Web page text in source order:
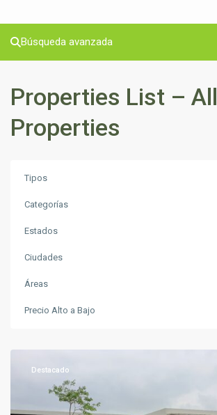
Búsqueda avanzada
Properties List – All
Properties
Tipos
Categorías
Estados
Ciudades
Áreas
Precio Alto a Bajo
Destacado